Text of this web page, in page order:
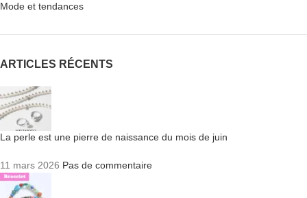
Mode et tendances
ARTICLES RÉCENTS
La perle est une pierre de naissance du mois de juin
11 mars 2026 Pas de commentaire